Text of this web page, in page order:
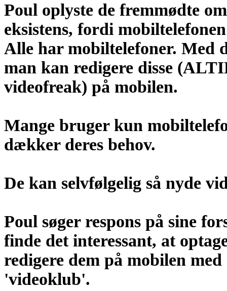
Poul oplyste de fremmødte
eksistens, fordi
Alle har mobiltelefoner. Med
man kan redigere disse
videofreak) på mobilen.
Mange bruger kun
dækker deres behov.
De kan selvfølgelig så nyde
Poul søger respons på sine
finde det interessant, at
redigere dem på mobilen
'videoklub'.